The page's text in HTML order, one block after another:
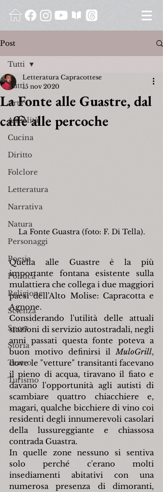
Post
Tutti
Arte
Attualità
Cucina
Diritto
Folclore
Letteratura
Narrativa
Natura
Personaggi
Poesia
Politica
Religione
Scienza
Sport
Storia
Teatro
Turismo
Tutti
La Fonte alle Guastre, dal
caffè alle percoche
Letteratura Capracottese
15 nov 2020
La Fonte Guastra (foto: F. Di Tella).
Quella alle Guastre è la più
importante fontana esistente sulla
mulattiera che collega i due maggiori
paesi dell'Alto Molise: Capracotta e
Agnone.
Considerando l'utilità delle attuali
stazioni di servizio autostradali, negli
anni passati questa fonte poteva a
buon motivo definirsi il MuloGrill,
dove le "vetture" transitanti facevano
il pieno di acqua, tiravano il fiato e
davano l'opportunità agli autisti di
scambiare quattro chiacchiere e,
magari, qualche bicchiere di vino coi
residenti degli innumerevoli casolari
della lussureggiante e chiassosa
contrada Guastra.
In quelle zone nessuno si sentiva
solo perché c'erano molti
insediamenti abitativi con una
numerosa presenza di dimoranti,